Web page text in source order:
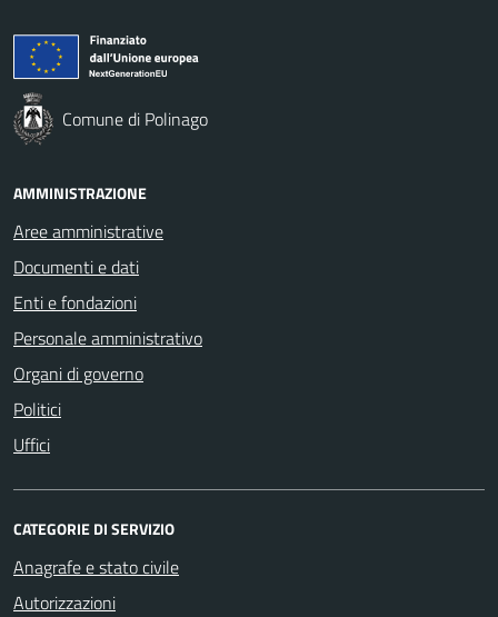
Comune di Polinago
AMMINISTRAZIONE
Aree amministrative
Documenti e dati
Enti e fondazioni
Personale amministrativo
Organi di governo
Politici
Uffici
CATEGORIE DI SERVIZIO
Anagrafe e stato civile
Autorizzazioni